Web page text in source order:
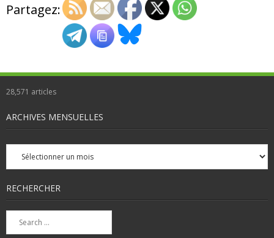
Partagez:
28,571 articles
ARCHIVES MENSUELLES
Archives
mensuelles
RECHERCHER